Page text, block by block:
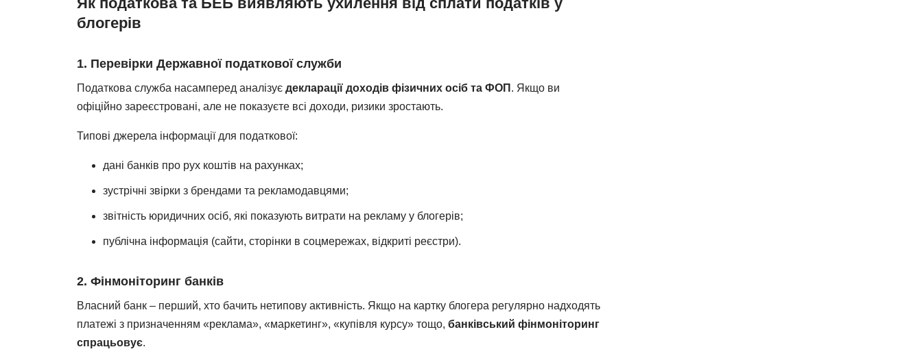
блогерів
1. Перевірки Державної податкової служби
Податкова служба насамперед аналізує декларації доходів фізичних осіб та ФОП . Якщо ви
офіційно зареєстровані, але не показуєте всі доходи, ризики зростають.
Типові джерела інформації для податкової:
дані банків про рух коштів на рахунках;
зустрічні звірки з брендами та рекламодавцями;
звітність юридичних осіб, які показують витрати на рекламу у блогерів;
публічна інформація (сайти, сторінки в соцмережах, відкриті реєстри).
2. Фінмоніторинг банків
Власний банк – перший, хто бачить нетипову активність. Якщо на картку блогера регулярно надходять
платежі з призначенням «реклама», «маркетинг», «купівля курсу» тощо, банківський фінмоніторинг
спрацьовує.